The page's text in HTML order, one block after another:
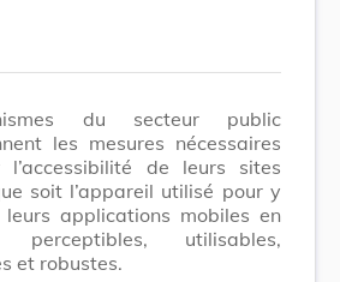
du secteur public
les mesures nécessaires
l’accessibilité de leurs sites
soit l’appareil utilisé pour y
applications mobiles en
utilisables,
et robustes.